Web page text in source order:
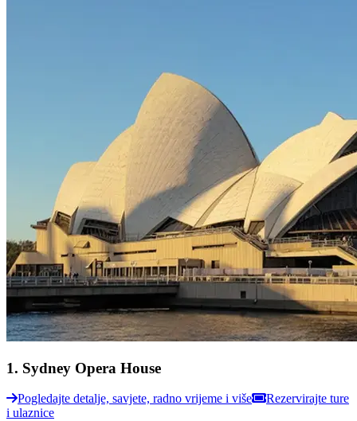
1. Sydney Opera House
Pogledajte detalje, savjete, radno vrijeme i više
Rezervirajte ture
i ulaznice